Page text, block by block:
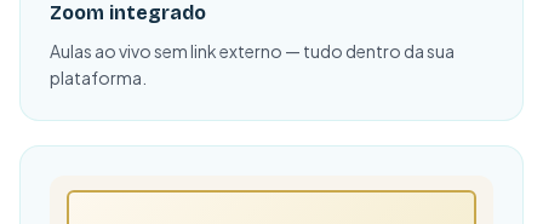
Zoom integrado
Aulas ao vivo sem link externo — tudo dentro da sua
plataforma.